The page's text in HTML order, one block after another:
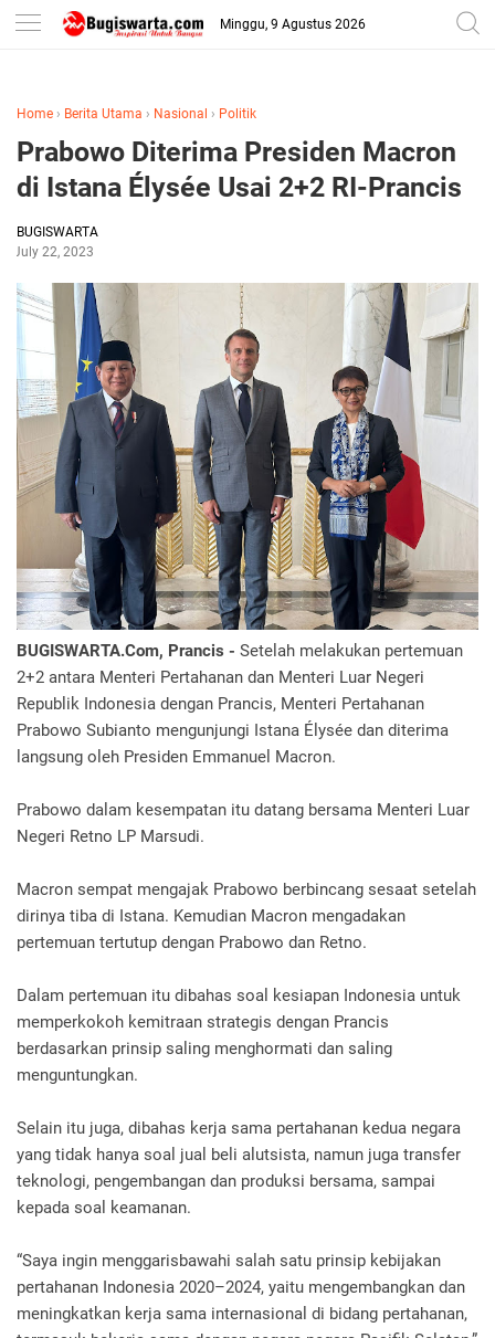
-->
Minggu, 9 Agustus 2026
Home › Berita Utama › Nasional › Politik
Prabowo Diterima Presiden Macron
di Istana Élysée Usai 2+2 RI-Prancis
BUGISWARTA
July 22, 2023
BUGISWARTA.Com, Prancis - Setelah melakukan pertemuan
2+2 antara Menteri Pertahanan dan Menteri Luar Negeri
Republik Indonesia dengan Prancis, Menteri Pertahanan
Prabowo Subianto mengunjungi Istana Élysée dan diterima
langsung oleh Presiden Emmanuel Macron.
Prabowo dalam kesempatan itu datang bersama Menteri Luar
Negeri Retno LP Marsudi.
Macron sempat mengajak Prabowo berbincang sesaat setelah
dirinya tiba di Istana. Kemudian Macron mengadakan
pertemuan tertutup dengan Prabowo dan Retno.
Dalam pertemuan itu dibahas soal kesiapan Indonesia untuk
memperkokoh kemitraan strategis dengan Prancis
berdasarkan prinsip saling menghormati dan saling
menguntungkan.
Selain itu juga, dibahas kerja sama pertahanan kedua negara
yang tidak hanya soal jual beli alutsista, namun juga transfer
teknologi, pengembangan dan produksi bersama, sampai
kepada soal keamanan.
“Saya ingin menggarisbawahi salah satu prinsip kebijakan
pertahanan Indonesia 2020–2024, yaitu mengembangkan dan
meningkatkan kerja sama internasional di bidang pertahanan,